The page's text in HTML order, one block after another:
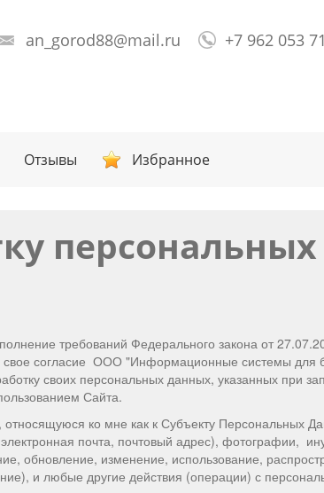
an_gorod88@mail.ru +7 962 053
Отзывы Избранное
требований Федерального закона от
согласие ООО "Информационные системы для
своих персональных данных, указанных при
Сайта.
ко мне как к Субъекту Персональных
почта, почтовый адрес), фотографии,
обновление, изменение, использование,
и любые другие действия (операции) с